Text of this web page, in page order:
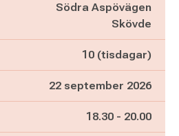
Södra Aspövägen
Skövde
10 (tisdagar)
22 september 2026
Pågår mellan
18.30 - och
20.00